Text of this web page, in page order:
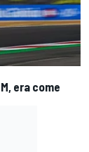
era come